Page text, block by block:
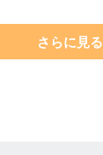
さらに見る